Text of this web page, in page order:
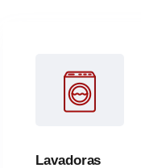
Lavadoras